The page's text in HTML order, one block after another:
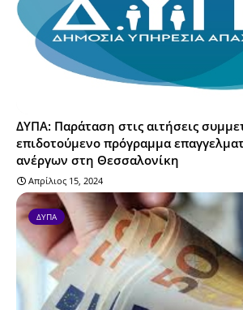
ΔΥΠΑ: Παράταση στις αιτήσεις
επιδοτούμενο πρόγραμμα
ανέργων στη Θεσσαλονίκη
Απρίλιος 15, 2024
ΔΥΠΑ